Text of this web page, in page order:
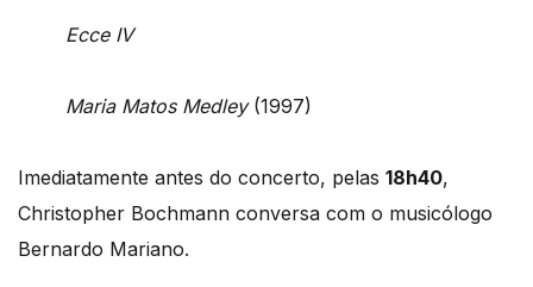
Ecce IV
Maria Matos Medley (1997)
Imediatamente antes do concerto, pelas 18h40,
Christopher Bochmann conversa com o musicólogo
Bernardo Mariano.